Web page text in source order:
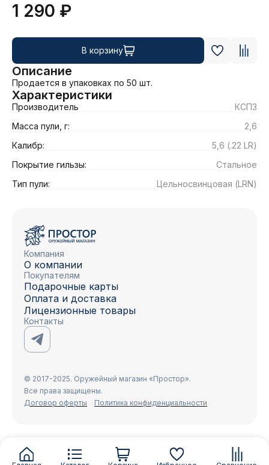
1 290 ₽
В корзину
Описание
Продается в упаковках по 50 шт.
Характеристики
Производитель
КСПЗ
Масса пули, г:
2,6
Калибр:
5,6 (.22 LR)
Покрытие гильзы:
Стальное
Тип пули:
Цельносвинцовая (LRN)
Компания
О компании
Покупателям
Подарочные карты
Оплата и доставка
Лицензионные товары
Контакты
© 2017-2025. Оружейный магазин «Простор».
Все права защищены.
Договор оферты
Политика конфиденциальности